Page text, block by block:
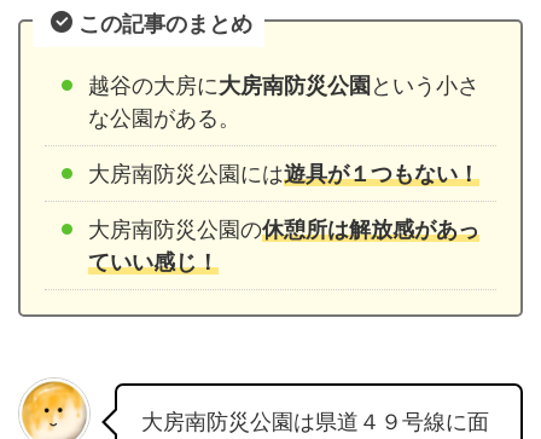
この記事のまとめ
越谷の大房に大房南防災公園 という小さ
な公園がある。
大房南防災公園には遊具が１つもない！
大房南防災公園の休憩所は解放感があっ
ていい感じ！
大房南防災公園は県道４９号線に面